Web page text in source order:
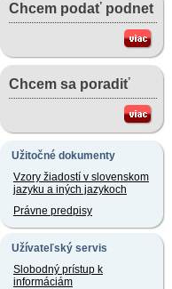
Chcem podať podnet
Chcem sa poradiť
Užitočné dokumenty
Vzory žiadostí v slovenskom
jazyku a iných jazykoch
Právne predpisy
Užívateľský servis
Slobodný prístup k
informáciám